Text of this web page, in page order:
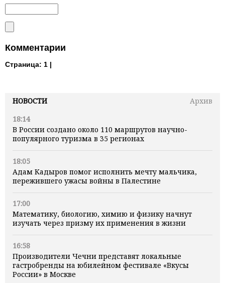
НОВОСТИ
Архив
18:14
В России создано около 110 маршрутов научно-
популярного туризма в 35 регионах
18:05
Адам Кадыров помог исполнить мечту мальчика,
пережившего ужасы войны в Палестине
17:00
Математику, биологию, химию и физику начнут
изучать через призму их применения в жизни
16:58
Производители Чечни представят локальные
гастробренды на юбилейном фестивале «Вкусы
России» в Москве
Комментарии
Страница: 1 |